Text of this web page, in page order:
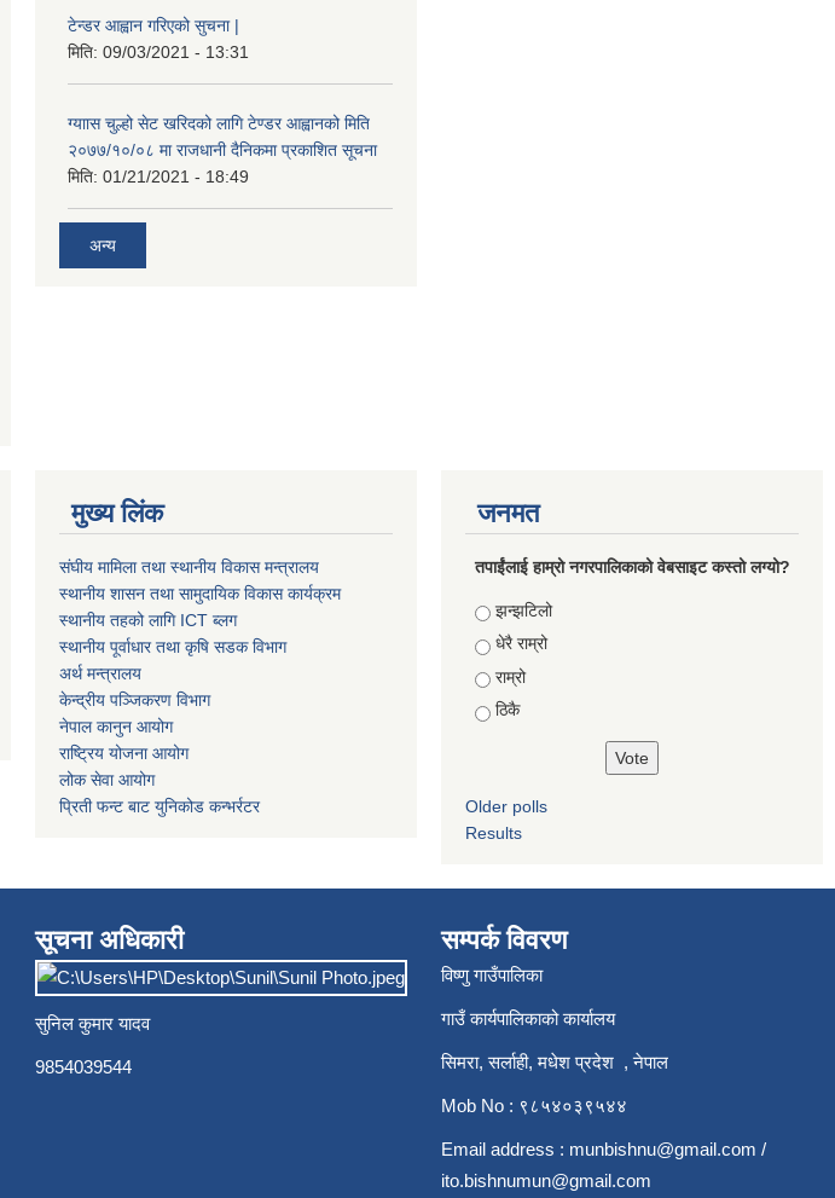
टेन्डर आह्वान गरिएको सुचना |
मिति: 09/03/2021 - 13:31
ग्याास चुल्हो सेट खरिदको लागि टेण्डर आह्वानको मिति
२०७७/१०/०८ मा राजधानी दैनिकमा प्रकाशित सूचना
मिति: 01/21/2021 - 18:49
अन्य
मुख्य लिंक
संघीय मामिला तथा स्थानीय विकास मन्त्रालय
स्थानीय शासन तथा सामुदायिक विकास कार्यक्रम
स्थानीय तहको लागि ICT ब्लग
स्थानीय पूर्वाधार तथा कृषि सडक विभाग
अर्थ मन्त्रालय
केन्द्रीय पञ्जिकरण विभाग
नेपाल कानुन आयोग
राष्ट्रिय योजना आयोग
लोक सेवा आयोग
प्रिती फन्ट बाट युनिकोड कन्भर्रटर
जनमत
तपाईंलाई हाम्रो नगरपालिकाको वेबसाइट कस्तो लग्यो?
Choices
झन्झटिलो
धेरै राम्रो
राम्रो
ठिकै
Older polls
Results
सूचना अधिकारी
सुनिल कुमार यादव
9854039544
सम्पर्क विवरण
विष्णु गाउँपालिका
गाउँ कार्यपालिकाको कार्यालय
सिमरा, सर्लाही, मधेश प्रदेश , नेपाल
Mob No : ९८५४०३९५४४
Email address : munbishnu@gmail.com /
ito.bishnumun@gmail.com